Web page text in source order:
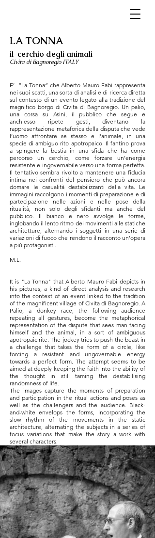
LA TONNA
il cerchio degli animali
Civita di Bagnoregio ITALY
E’ “La Tonna” che Alberto Mauro Fabi rappresenta
nei suoi scatti, una sorta di analisi e di ricerca diretta
sul contesto di un evento legato alla tradizione del
magnifico borgo di Civita di Bagnoregio. Un palio,
una corsa su Asini, il pubblico che segue e
anch’esso ripete gesti, diventano la
rappresentazione metaforica della disputa che vede
l’uomo affrontare se stesso e l’animale, in una
specie di ambiguo rito apotropaico. Il fantino prova
a spingere la bestia in una sfida che ha come
percorso un cerchio, come forzare un’energia
resistente e ingovernabile verso una forma perfetta.
Il tentativo sembra rivolto a mantenere una fiducia
intima nei confronti del pensiero che può ancora
domare le casualità destabilizzanti della vita. Le
immagini raccolgono i momenti di preparazione e di
partecipazione nelle azioni e nelle pose della
ritualità, non solo degli sfidanti ma anche del
pubblico. Il bianco e nero avvolge le forme,
inglobando il lento ritmo dei movimenti alle statiche
architetture, alternando i soggetti in una serie di
variazioni di fuoco che rendono il racconto un’opera
a più protagonisti.
M.L.
It is "La Tonna" that Alberto Mauro Fabi depicts in
his pictures, a kind of direct analysis and research
into the context of an event linked to the tradition
of the magnificent village of Civita di Bagnoregio. A
Palio, a donkey race, the following audience
repeating all gestures, become the metaphorical
representation of the dispute that sees man facing
himself and the animal, in a sort of ambiguous
apotropaic rite. The jockey tries to push the beast in
a challenge that takes the form of a circle, like
forcing a resistant and ungovernable energy
towards a perfect form. The attempt seems to be
aimed at deeply keeping the faith into the ability of
the thought in still taming the destabilising
randomness of life.
The images capture the moments of preparation
and participation in the ritual actions and poses as
well as the challengers and the audience. Black-
and-white envelops the forms, incorporating the
slow rhythm of the movements in the static
architecture, alternating the subjects in a series of
focus variations that make the story a work with
several characters.
M.L.